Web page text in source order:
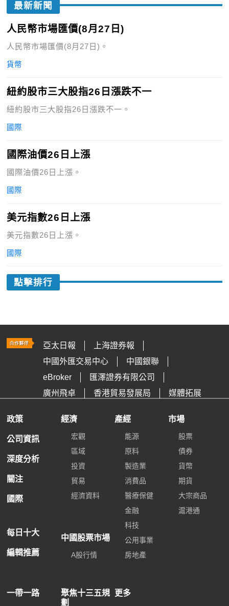
最新新聞
人民幣市場匯價(8月27日)
人民幣市場匯價(8月27日)。
貨幣
紐約股市三大股指26日漲跌不一
紐約股市三大股指26日漲跌不一。
國際
國際油價26日上漲
國際油價26日上漲。
國際
美元指數26日上漲
美元指數26日上漲。
國際
點擊排行
亞太日報
上海證券報
中國外匯交易中心
中國銀聯
eBroker
匯澤證券有限公司
廣州飛卓
香港貿易發展局 媒體拓展
政策
公司資訊
深度分析
關注
國際
每日十大
編輯推薦
經濟
宏觀
區域
投資
貿易
經濟資料
中國股票市場
A股行情
產經
能源
原料
製造業
消費品
醫療保健
金融
科技
公用事業
房地產
市場
股票
債券
貨幣
期貨
大宗商品
滬港通
一帶一路
聚焦十三五規
劃
更多